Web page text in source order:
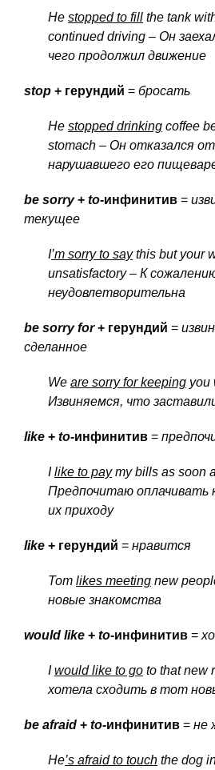
He stopped to fill the tank
continued driving – Он
чего продолжил движение
stop + герундий = бросать
He stopped drinking coffee
stomach – Он отказался от
нарушавшего его
be sorry+ to-инфинитив =
текущее
I’m sorry to saythis but your
unsatisfactory – К
неудовлетворительна
be sorryfor+ герундий =
сделанное
We are sorry for keeping you
Извиняемся, что
like + to-инфинитив =
Ilike to paymy bills as soon
Предпочитаю оплачивать
ихприходу
like + герундий = нравится
Tom likes meeting new
новые знакомства
would like + to-инфинитив =
Iwould like to go to that new
хотела сходить в тот
be afraid + to-инфинитив = не
He’s afraid to touch the dog